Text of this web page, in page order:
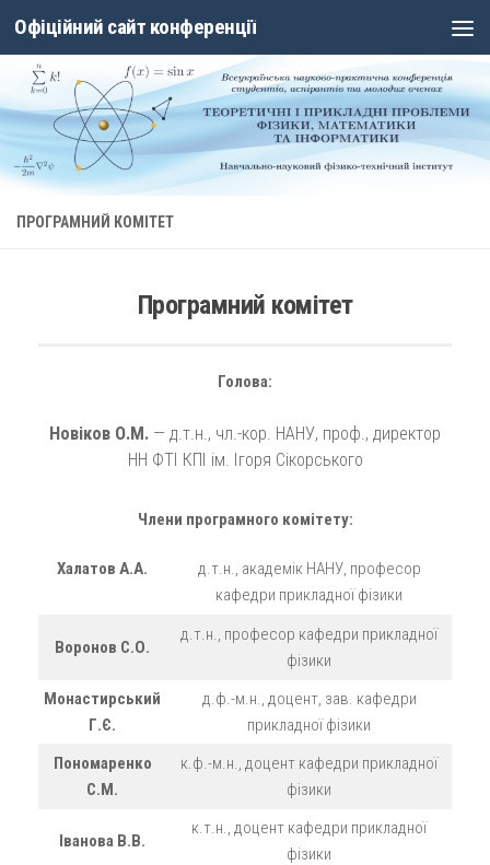
Skip to content
Офіційний сайт конференції
ПРОГРАМНИЙ КОМІТЕТ
Програмний комітет
Голова:
Новіков О.М. — д.т.н., чл.-кор. НАНУ, проф., директор
НН ФТІ КПІ ім. Ігоря Сікорського
Члени програмного комітету:
Халатов А.А.
д.т.н., академік НАНУ, професор
кафедри прикладної фізики
Воронов С.О.
д.т.н., професор кафедри прикладної
фізики
Монастирський
Г.Є.
д.ф.-м.н., доцент, зав. кафедри
прикладної фізики
Пономаренко
С.М.
к.ф.-м.н., доцент кафедри прикладної
фізики
Іванова В.В.
к.т.н., доцент кафедри прикладної
фізики